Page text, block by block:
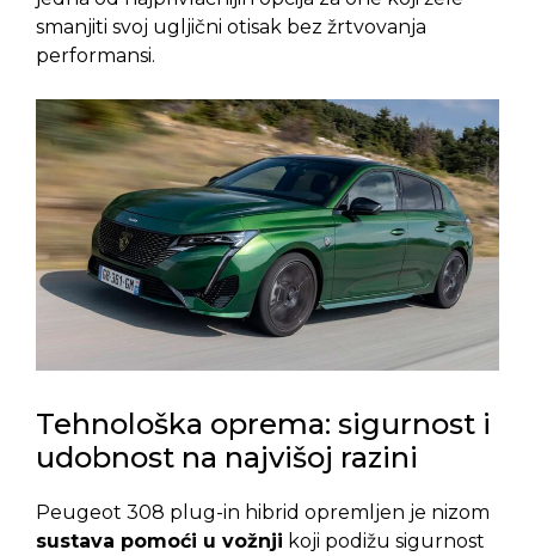
smanjiti svoj ugljični otisak bez žrtvovanja
performansi.
Tehnološka oprema: sigurnost i
udobnost na najvišoj razini
Peugeot 308 plug-in hibrid opremljen je nizom
sustava pomoći u vožnji koji podižu sigurnost